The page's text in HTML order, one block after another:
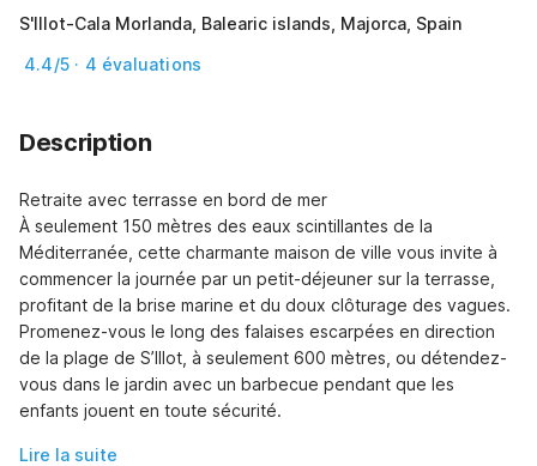
S'Illot-Cala Morlanda, Balearic islands, Majorca, Spain
4.4/5 · 4 évaluations
Description
Retraite avec terrasse en bord de mer
À seulement 150 mètres des eaux scintillantes de la
Méditerranée, cette charmante maison de ville vous invite à
commencer la journée par un petit-déjeuner sur la terrasse,
profitant de la brise marine et du doux clôturage des vagues.
Promenez-vous le long des falaises escarpées en direction
de la plage de S’Illot, à seulement 600 mètres, ou détendez-
vous dans le jardin avec un barbecue pendant que les
enfants jouent en toute sécurité.
Lire la suite